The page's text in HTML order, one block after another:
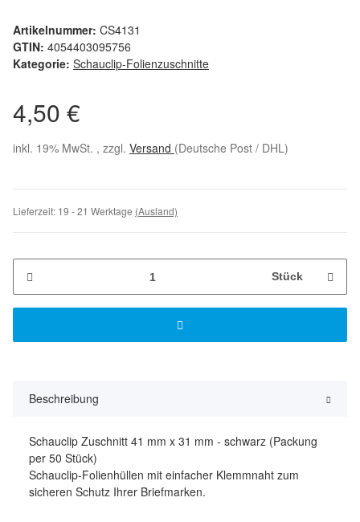
Artikelnummer: CS4131
GTIN: 4054403095756
Kategorie: Schauclip-Folienzuschnitte
4,50 €
inkl. 19% MwSt. , zzgl. Versand (Deutsche Post / DHL)
Lieferzeit: 19 - 21 Werktage (Ausland)
Stück
Beschreibung
Schauclip Zuschnitt 41 mm x 31 mm - schwarz (Packung
per 50 Stück)
Schauclip-Folienhüllen mit einfacher Klemmnaht zum
sicheren Schutz Ihrer Briefmarken.